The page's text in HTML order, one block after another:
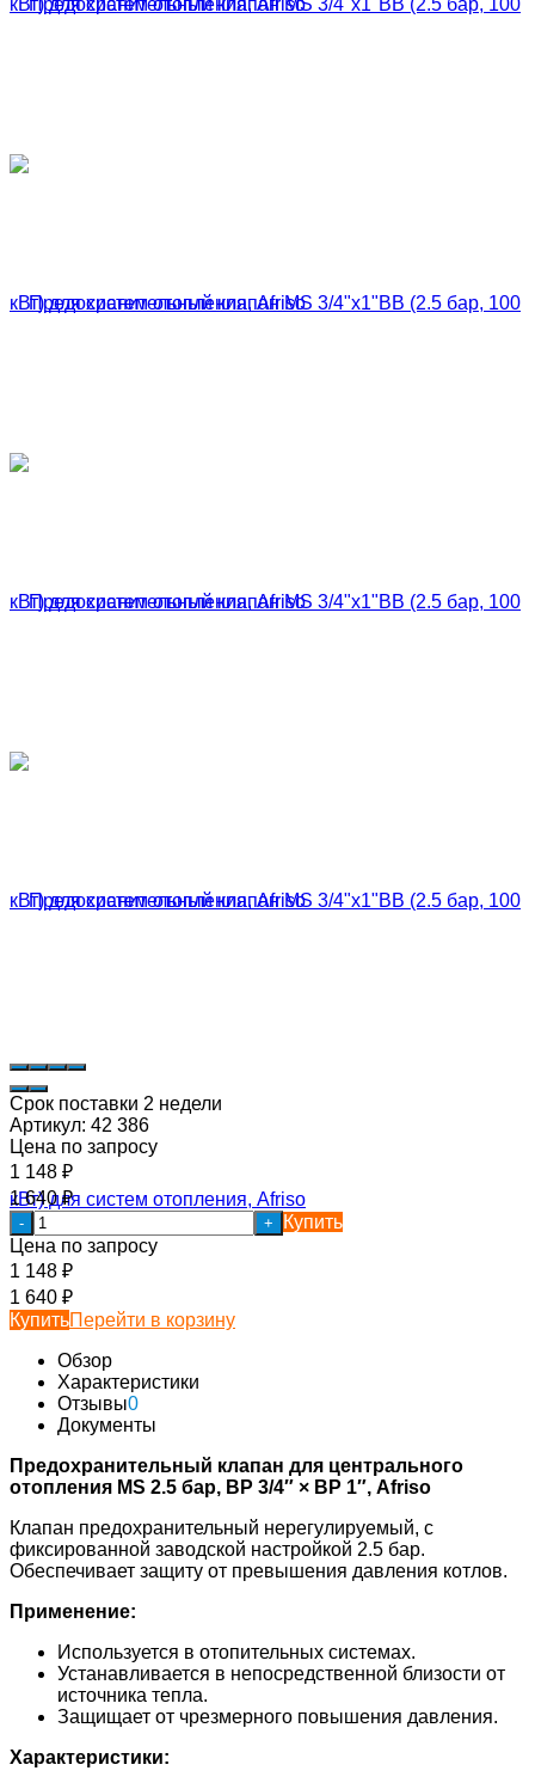
Срок поставки 2 недели
Артикул: 42 386
Цена по запросу
1 148 ₽
1 640₽
- +
Купить
Цена по запросу
1 148 ₽
1 640 ₽
КупитьПерейти в корзину
Обзор
Характеристики
Отзывы0
Документы
Предохранительный клапан для центрального
отопления MS 2.5 бар, ВР 3/4″ × ВР 1″, Afriso
Клапан предохранительный нерегулируемый, c
фиксированной заводской настройкой 2.5 бар.
Обеспечивает защиту от превышения давления котлов.
Применение:
Используется в отопительных системах.
Устанавливается в непосредственной близости от
источника тепла.
Защищает от чрезмерного повышения давления.
Характеристики: